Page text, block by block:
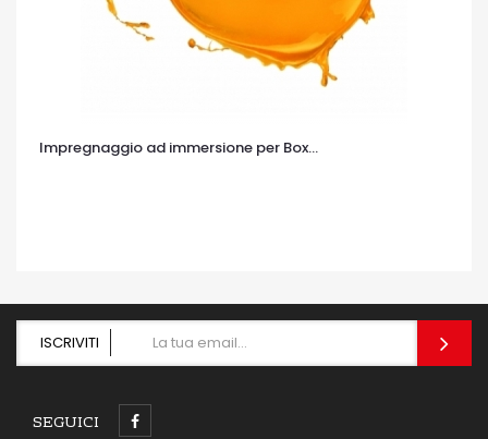
Impregnaggio ad immersione per Box...
ISCRIVITI
SEGUICI